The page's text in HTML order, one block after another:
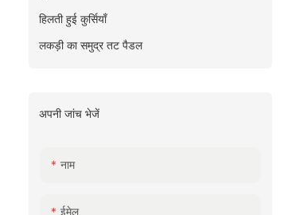
हिलती हुई कुर्सियाँ
लकड़ी का समुद्र तट पैडल
अपनी जांच भेजें
नाम
ईमेल